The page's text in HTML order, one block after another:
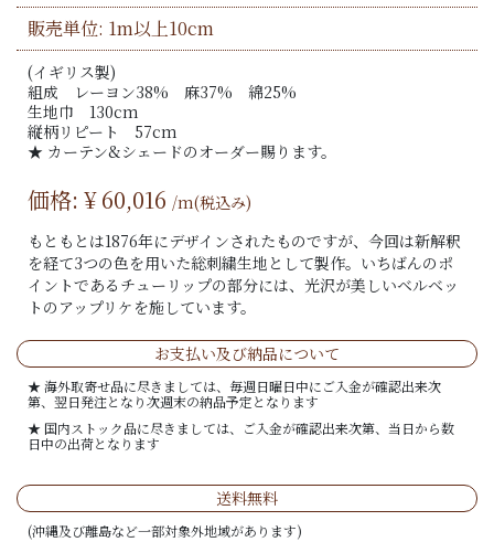
販売単位: 1m以上10cm
(イギリス製)
組成 レーヨン38% 麻37% 綿25%
生地巾 130cm
縦柄リピート 57cm
★ カーテン&シェードのオーダー賜ります。
価格: ¥60,016 /m(税込み)
もともとは1876年にデザインされたものですが、今回は新解釈
を経て3つの色を用いた総刺繍生地として製作。いちばんのポ
イントであるチューリップの部分には、光沢が美しいベルベッ
トのアップリケを施しています。
お支払い及び納品について
★ 海外取寄せ品に尽きましては、毎週日曜日中にご入金が確認出来次
第、翌日発注となり次週末の納品予定となります
★ 国内ストック品に尽きましては、ご入金が確認出来次第、当日から数
日中の出荷となります
送料無料
(沖縄及び離島など一部対象外地域があります)